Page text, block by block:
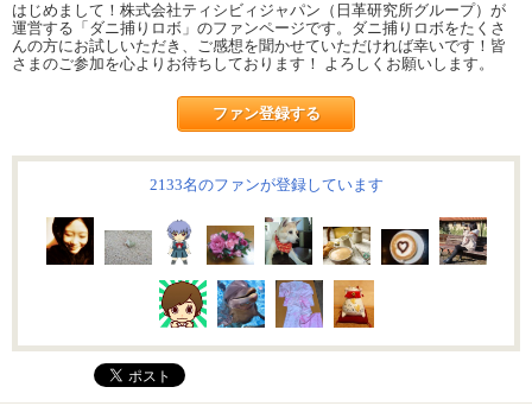
はじめまして！株式会社ティシビィジャパン（日革研究所グループ）が
運営する「ダニ捕りロボ」のファンページです。ダニ捕りロボをたくさ
んの方にお試しいただき、ご感想を聞かせていただければ幸いです！皆
さまのご参加を心よりお待ちしております！ よろしくお願いします。
ファン登録する
2133名のファンが登録しています